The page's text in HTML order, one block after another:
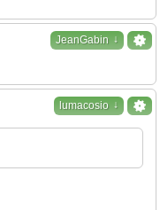
JeanGabin ↓
lumacosio ↓